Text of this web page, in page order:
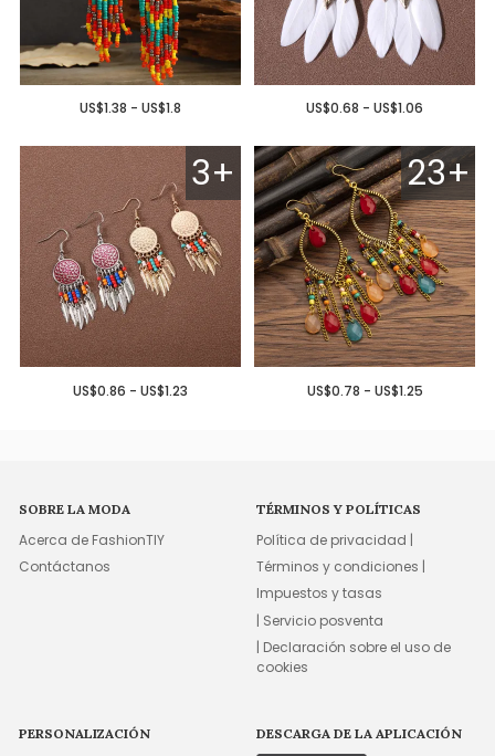
US$1.38 - US$1.8 US$0.68 - US$1.06
3+
US$0.86 - US$1.23
23+
US$0.78 - US$1.25
SOBRE LA MODA
Acerca de FashionTIY
Contáctanos
TÉRMINOS Y POLÍTICAS
Política de privacidad |
Términos y condiciones |
Impuestos y tasas
| Servicio posventa
| Declaración sobre el uso de
cookies
PERSONALIZACIÓN DESCARGA DE LA APLICACIÓN